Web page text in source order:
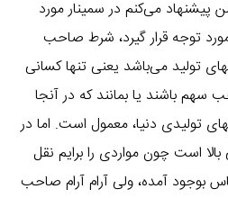
می‌کنم در سمینار مورد
توجه قرار گیرد، شرط صاحب
تولید می‌باشد یعنی تنها کسانی
سهم باشند یا بمانند که در آنجا
تولیدی دنیا، معمول است. اما در
است چون مواردی را برایم نقل
بوجود آمده، ولی آرام آرام صاحب